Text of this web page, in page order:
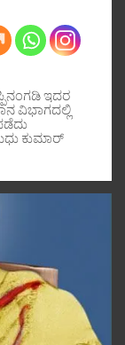
ಇದರ
ವಿಭಾಗದಲ್ಲಿ
ಕುಮಾರ್